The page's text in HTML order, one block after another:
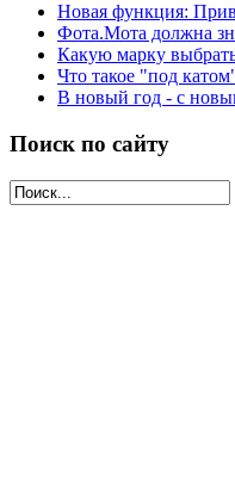
Новая функция:
Фота.Мота должна
Какую марку
Что такое "под
В новый год - с
Поиск по сайту